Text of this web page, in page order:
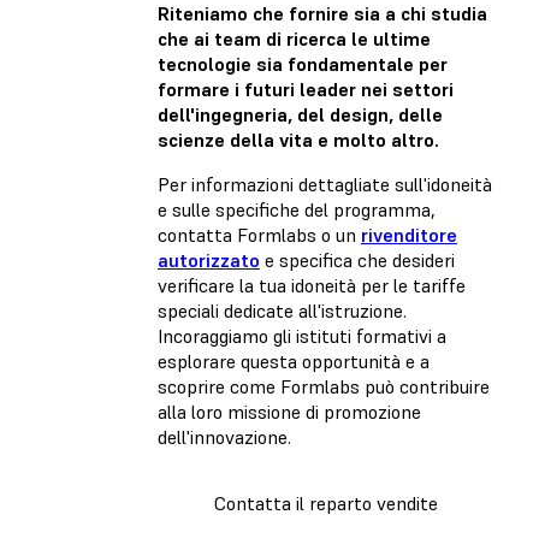
Riteniamo che fornire sia a chi studia
che ai team di ricerca le ultime
tecnologie sia fondamentale per
formare i futuri leader nei settori
dell'ingegneria, del design, delle
scienze della vita e molto altro.
Per informazioni dettagliate sull'idoneità
e sulle specifiche del programma,
contatta Formlabs o un rivenditore
autorizzato e specifica che desideri
verificare la tua idoneità per le tariffe
speciali dedicate all'istruzione.
Incoraggiamo gli istituti formativi a
esplorare questa opportunità e a
scoprire come Formlabs può contribuire
alla loro missione di promozione
dell'innovazione.
Contatta il reparto vendite